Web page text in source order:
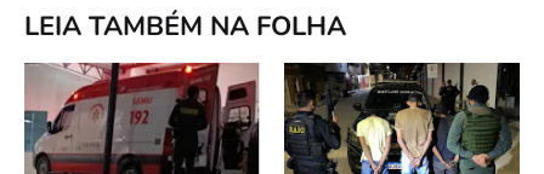
LEIA TAMBÉM NA FOLHA